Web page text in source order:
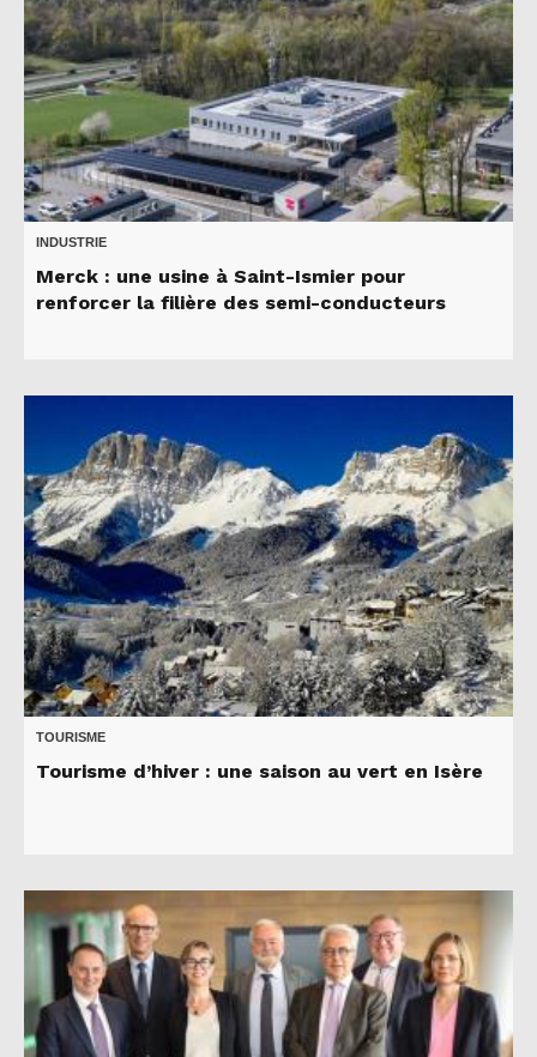
INDUSTRIE
Merck : une usine à Saint-Ismier pour
renforcer la filière des semi-conducteurs
TOURISME
Tourisme d’hiver : une saison au vert en Isère